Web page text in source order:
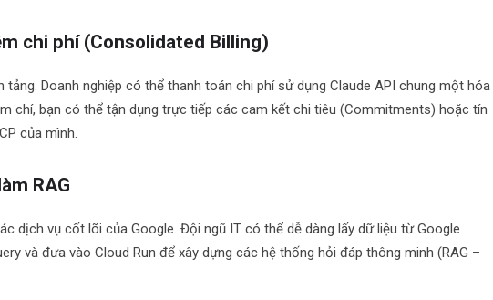
chi phí (Consolidated Billing)
tảng. Doanh nghiệp có thể thanh toán chi phí sử dụng Claude API chung một hóa
chí, bạn có thể tận dụng trực tiếp các cam kết chi tiêu (Commitments) hoặc tín
của mình.
RAG
dịch vụ cốt lõi của Google. Đội ngũ IT có thể dễ dàng lấy dữ liệu từ Google
và đưa vào Cloud Run để xây dựng các hệ thống hỏi đáp thông minh (RAG –